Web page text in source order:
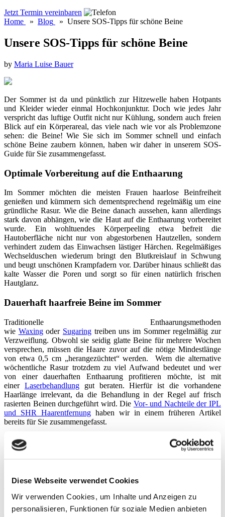
Diese Webseite verwendet Cookies
Wir verwenden Cookies, um Inhalte und Anzeigen zu
personalisieren, Funktionen für soziale Medien anbieten
Jetzt Termin vereinbaren
Home
» Blog » Unsere SOS-Tipps für schöne Beine
Unsere SOS-Tipps für schöne Beine
by Maria Luise Bauer
Der Sommer ist da und pünktlich zur Hitzewelle haben Hotpants
und Kleider wieder einmal Hochkonjunktur. Doch wie jedes Jahr
verspricht das luftige Outfit nicht nur Kühlung, sondern auch freien
Blick auf ein Körperareal, das viele nach wie vor als Problemzone
sehen: die Beine! Wie Sie sich im Sommer schnell und einfach
schöne Beine zaubern können, haben wir daher in unserem SOS-
Guide für Sie zusammengefasst.
Optimale Vorbereitung auf die Enthaarung
Im Sommer möchten die meisten Frauen haarlose Beinfreiheit
genießen und kümmern sich dementsprechend regelmäßig um eine
gründliche Rasur. Wie die Beine danach aussehen, kann allerdings
stark davon abhängen, wie die Haut auf die Enthaarung vorbereitet
wurde. Ein wohltuendes Körperpeeling etwa befreit die
Hautoberfläche nicht nur von abgestorbenen Hautzellen, sondern
verhindert zudem das Einwachsen lästiger Härchen. Regelmäßiges
Wechselduschen wiederum bringt den Blutkreislauf in Schwung
und beugt unschönen Krampfadern vor. Darüber hinaus schließt das
kalte Wasser die Poren und sorgt so für einen natürlich frischen
Hautglanz.
Dauerhaft haarfreie Beine im Sommer
Traditionelle Enthaarungsmethoden
wie Waxingoder Sugaring treiben uns im Sommer regelmäßig zur
Verzweiflung. Obwohl sie seidig glatte Beine für mehrere Wochen
versprechen, müssen die Haare zuvor auf die nötige Mindestlänge
von etwa 0,5 cm „herangezüchtet“ werden. Wem die alternative
wöchentliche Rasur trotzdem zu viel Aufwand bedeutet und wer
von einer dauerhaften Enthaarung profitieren möchte, ist mit
einer Laserbehandlunggut beraten. Hierfür ist die vorhandene
Haarlänge irrelevant, da die Behandlung in der Regel auf frisch
rasierten Beinen durchgeführt wird. Die Vor- und Nachteile der IPL
und SHR Haarentfernung haben wir in einem früheren Artikel
bereits für Sie zusammengefasst.
Milde Pflege für sofort schöne Beine
Hautirritationen zu vermeiden. Tragen Sie hierzu nach dem Duschen
Sie es ein. Das Öl pflegt die Beine nicht nur über den Tag, sondern
verleiht Ihnen zudem sofortigen Glanz. Je nach Wunsch können Sie
das Öl oder die Lotion auch mit etwas Sonnenschutz vermischen